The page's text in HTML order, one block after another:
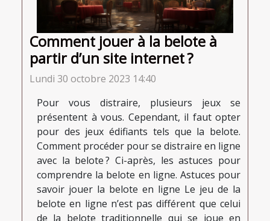
Comment jouer à la belote à
partir d’un site internet ?
Lundi 30 octobre 2023 14:40
Pour vous distraire, plusieurs jeux se
présentent à vous. Cependant, il faut opter
pour des jeux édifiants tels que la belote.
Comment procéder pour se distraire en ligne
avec la belote ? Ci-après, les astuces pour
comprendre la belote en ligne. Astuces pour
savoir jouer la belote en ligne Le jeu de la
belote en ligne n’est pas différent que celui
de la belote traditionnelle qui se joue en